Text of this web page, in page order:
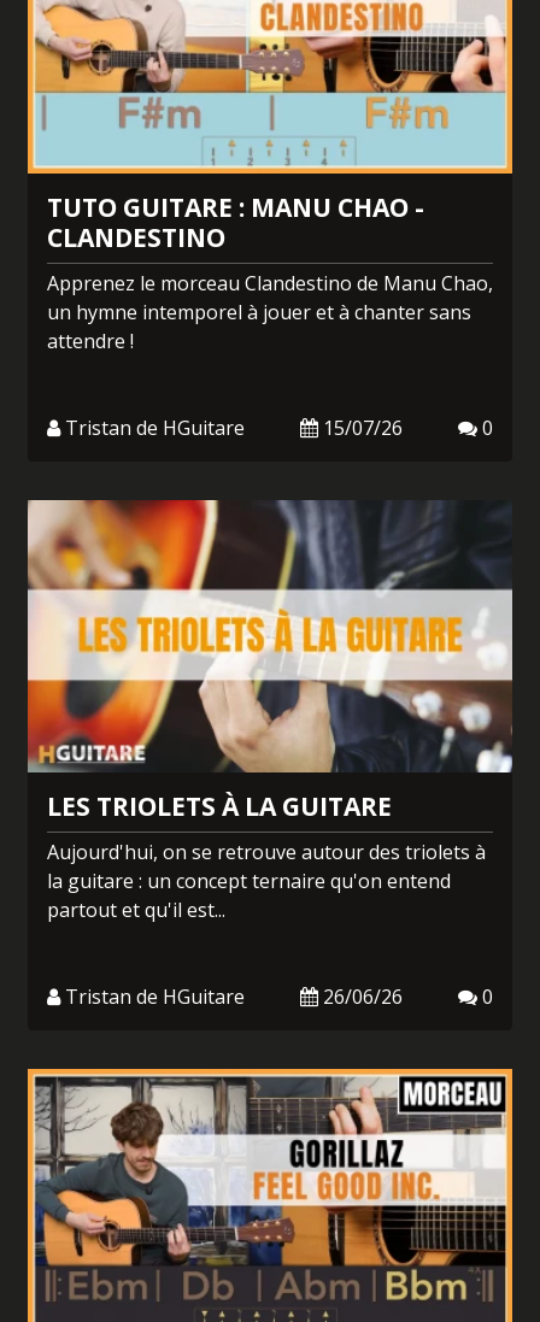
TUTO GUITARE : MANU CHAO -
CLANDESTINO
Apprenez le morceau Clandestino de Manu Chao,
un hymne intemporel à jouer et à chanter sans
attendre !
Tristan de HGuitare 15/07/26 0
LES TRIOLETS À LA GUITARE
Aujourd'hui, on se retrouve autour des triolets à
la guitare : un concept ternaire qu'on entend
partout et qu'il est...
Tristan de HGuitare 26/06/26 0